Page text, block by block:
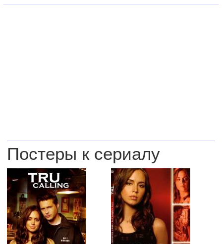
Постеры к сериалу